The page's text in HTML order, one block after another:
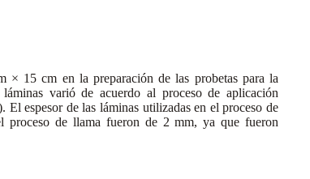
× 15 cm en la preparación de las probetas para la
varió de acuerdo al proceso de aplicación
espesor de las láminas utilizadas en el proceso de
proceso de llama fueron de 2 mm, ya que fueron